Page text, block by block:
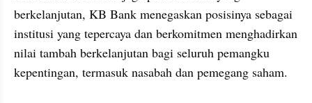
berkelanjutan, KB Bank menegaskan posisinya sebagai
institusi yang tepercaya dan berkomitmen menghadirkan
nilai tambah berkelanjutan bagi seluruh pemangku
kepentingan, termasuk nasabah dan pemegang saham.